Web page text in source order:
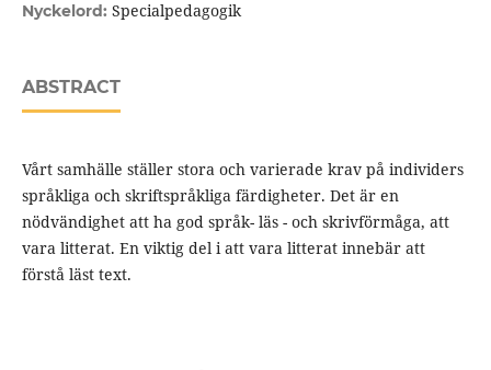
Nyckelord: Specialpedagogik
ABSTRACT
Vårt samhälle ställer stora och varierade krav på individers
språkliga och skriftspråkliga färdigheter. Det är en
nödvändighet att ha god språk- läs - och skrivförmåga, att
vara litterat. En viktig del i att vara litterat innebär att
förstå läst text.